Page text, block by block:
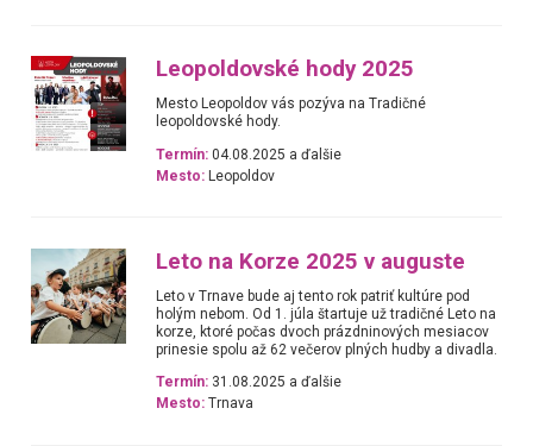
Leopoldovské hody 2025
Mesto Leopoldov vás pozýva na Tradičné
leopoldovské hody.
Termín: 04.08.2025 a ďalšie
Mesto: Leopoldov
Leto na Korze 2025 v auguste
Leto v Trnave bude aj tento rok patriť kultúre pod
holým nebom. Od 1. júla štartuje už tradičné Leto na
korze, ktoré počas dvoch prázdninových mesiacov
prinesie spolu až 62 večerov plných hudby a divadla.
Termín: 31.08.2025 a ďalšie
Mesto: Trnava